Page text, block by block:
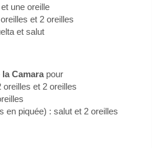
une oreille
et 2 oreilles
et salut
Camarapour
et 2 oreilles
en piquée) : salut et 2 oreilles